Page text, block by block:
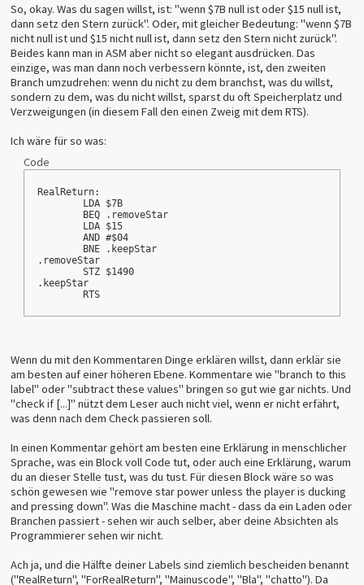
So, okay. Was du sagen willst, ist: "wenn $7B null ist oder $15 null ist,
dann setz den Stern zurück". Oder, mit gleicher Bedeutung: "wenn $7B
nicht null ist und $15 nicht null ist, dann setz den Stern nicht zurück".
Beides kann man in ASM aber nicht so elegant ausdrücken. Das
einzige, was man dann noch verbessern könnte, ist, den zweiten
Branch umzudrehen: wenn du nicht zu dem branchst, was du willst,
sondern zu dem, was du nicht willst, sparst du oft Speicherplatz und
Verzweigungen (in diesem Fall den einen Zweig mit dem RTS).
Ich wäre für so was:
Code
RealReturn:
	LDA $7B
	BEQ .removeStar
	LDA $15
	AND #$04
	BNE .keepStar
.removeStar
	STZ $1490
.keepStar
	RTS
Wenn du mit den Kommentaren Dinge erklären willst, dann erklär sie
am besten auf einer höheren Ebene. Kommentare wie "branch to this
label" oder "subtract these values" bringen so gut wie gar nichts. Und
"check if [...]" nützt dem Leser auch nicht viel, wenn er nicht erfährt,
was denn nach dem Check passieren soll.
In einen Kommentar gehört am besten eine Erklärung in menschlicher
Sprache, was ein Block voll Code tut, oder auch eine Erklärung, warum
du an dieser Stelle tust, was du tust. Für diesen Block wäre so was
schön gewesen wie "remove star power unless the player is ducking
and pressing down". Was die Maschine macht - dass da ein Laden oder
Branchen passiert - sehen wir auch selber, aber deine Absichten als
Programmierer sehen wir nicht.
Ach ja, und die Hälfte deiner Labels sind ziemlich bescheiden benannt
("RealReturn", "ForRealReturn", "Mainuscode", "Bla", "chatto"). Da